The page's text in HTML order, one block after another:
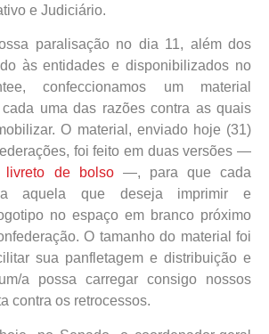
e Judiciário.
paralisação no dia 11, além dos
às entidades e disponibilizados no
confeccionamos um material
uma das razões contra as quais
O material, enviado hoje (31)
foi feito em duas versões —
livreto de bolso—, para que cada
aquela que deseja imprimir e
no espaço em branco próximo
O tamanho do material foi
sua panfletagem e distribuição e
a possa carregar consigo nossos
contra os retrocessos.